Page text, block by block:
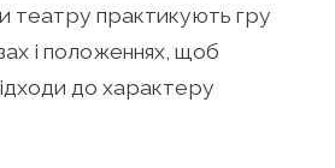
театру практикують гру
і положеннях, щоб
до характеру